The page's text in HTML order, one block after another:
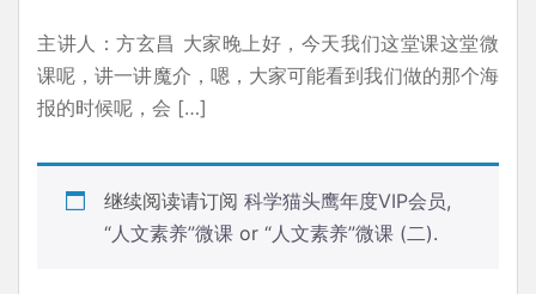
主讲人：方玄昌 大家晚上好，今天我们这堂课这堂微
课呢，讲一讲魔介，嗯，大家可能看到我们做的那个海
报的时候呢，会 […]
继续阅读请订阅 科学猫头鹰年度VIP会员,
“人文素养”微课 or “人文素养”微课 (二).